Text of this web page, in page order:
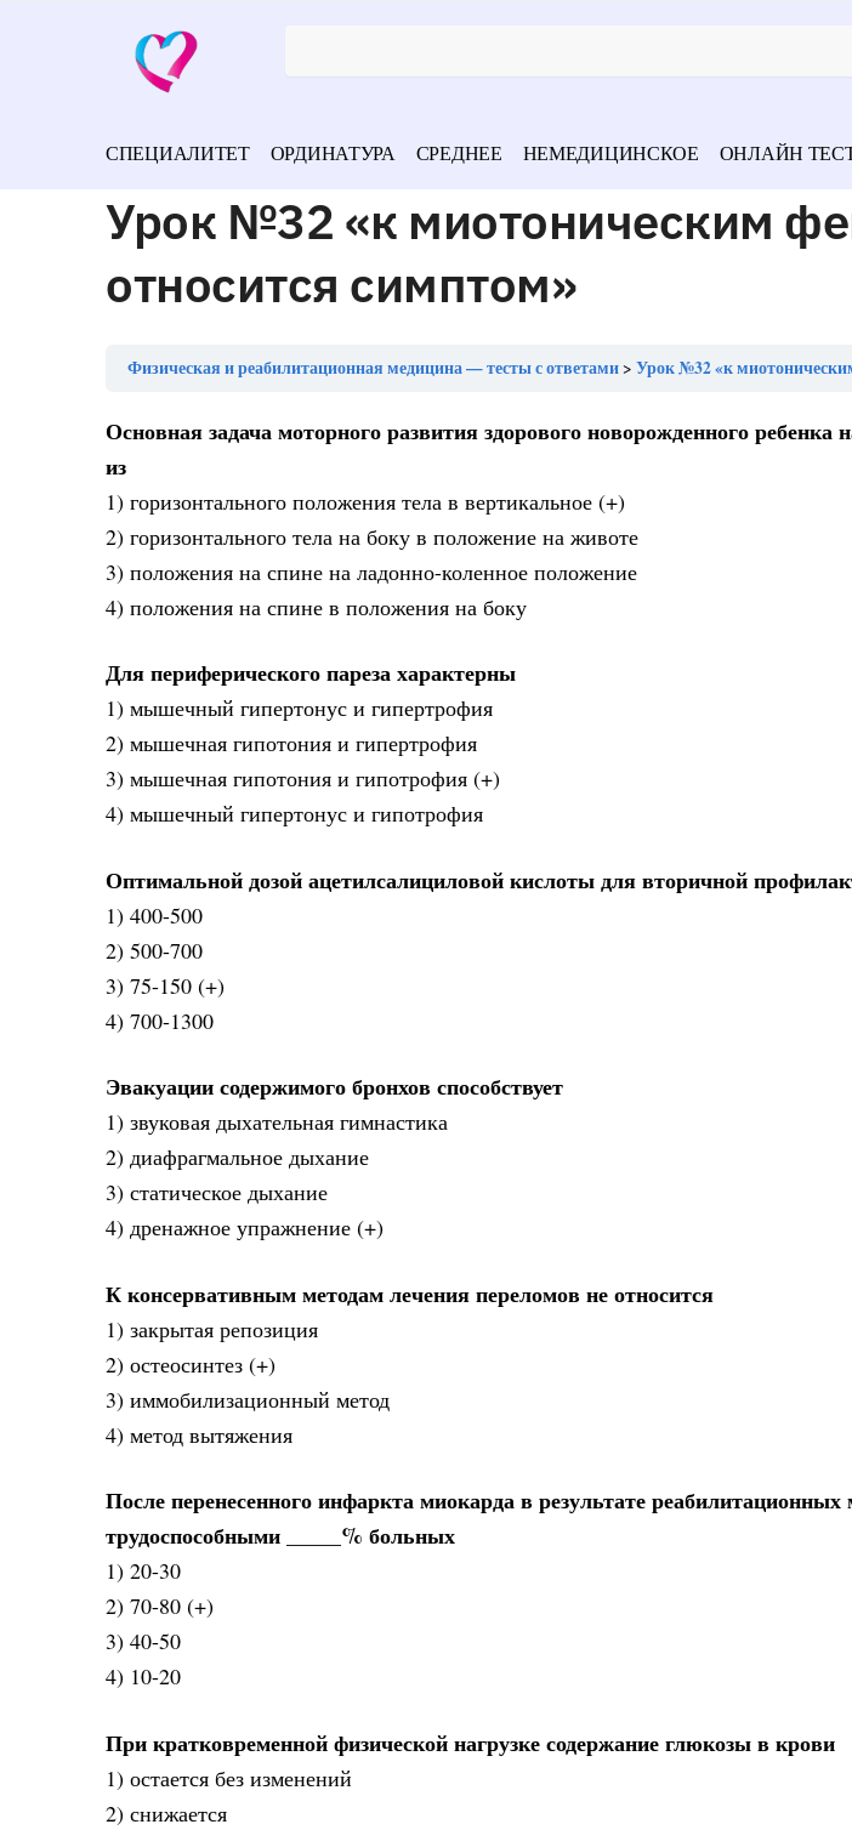
СПЕЦИАЛИТЕТ ОРДИНАТУРА СРЕДНЕЕ НЕМЕДИЦИНСКОЕ ОНЛАЙН
Урок №32 «к миотоническим
относится симптом»
Физическая и реабилитационная медицина — тесты с ответами Урок №32 «к
Основная задача моторного развития здорового новорожденного ребенка
из
1) горизонтального положения тела в вертикальное (+)
2) горизонтального тела на боку в положение на животе
3) положения на спине на ладонно-коленное положение
4) положения на спине в положения на боку
Для периферического пареза характерны
1) мышечный гипертонус и гипертрофия
2) мышечная гипотония и гипертрофия
3) мышечная гипотония и гипотрофия (+)
4) мышечный гипертонус и гипотрофия
Оптимальной дозой ацетилсалициловой кислоты для вторичной
1) 400-500
2) 500-700
3) 75-150 (+)
4) 700-1300
Эвакуации содержимого бронхов способствует
1) звуковая дыхательная гимнастика
2) диафрагмальное дыхание
3) статическое дыхание
4) дренажное упражнение (+)
К консервативным методам лечения переломов не относится
1) закрытая репозиция
2) остеосинтез (+)
3) иммобилизационный метод
4) метод вытяжения
После перенесенного инфаркта миокарда в результате
трудоспособными _____% больных
1) 20-30
2) 70-80 (+)
3) 40-50
4) 10-20
При кратковременной физической нагрузке содержание глюкозы в крови
1) остается без изменений
2) снижается